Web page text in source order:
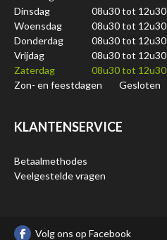
Dinsdag
08u30 tot 12u30
Woensdag
08u30 tot 12u30
Donderdag
08u30 tot 12u30
Vrijdag
08u30 tot 12u30
Zaterdag
08u30 tot 12u30
Zon- en feestdagen
Gesloten
KLANTENSERVICE
Betaalmethodes
Veelgestelde vragen
Volg ons op Facebook